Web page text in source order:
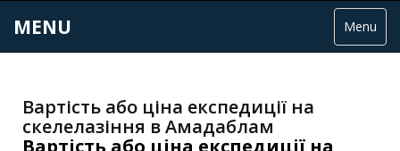
MENU Menu
Вартість або ціна експедиції на
скелелазіння в Амадаблам